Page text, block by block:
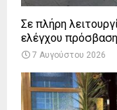
Σε πλήρη
ελέγχου
7 Αυγούστου 2026